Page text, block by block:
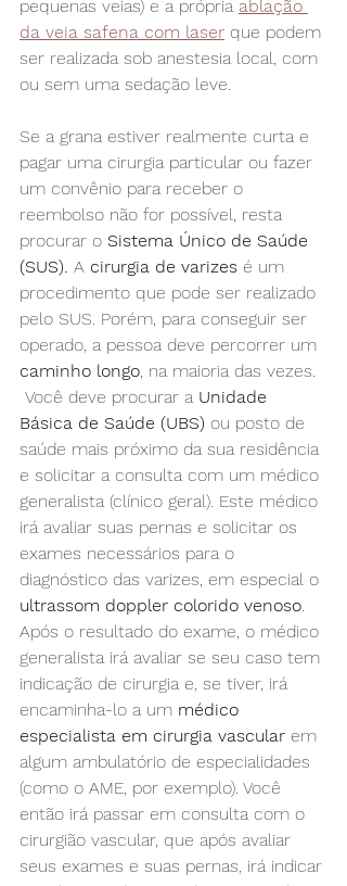
pequenas veias) e a própria ablação
da veia safena com laser que podem
ser realizada sob anestesia local, com
ou sem uma sedação leve.
Se a grana estiver realmente curta e
pagar uma cirurgia particular ou fazer
um convênio para receber o
reembolso não for possível, resta
procurar o Sistema Único de Saúde
(SUS). A cirurgia de varizes é um
procedimento que pode ser realizado
pelo SUS. Porém, para conseguir ser
operado, a pessoa deve percorrer um
caminho longo, na maioria das vezes.
Você deve procurar a Unidade
Básica de Saúde (UBS) ou posto de
saúde mais próximo da sua residência
e solicitar a consulta com um médico
generalista (clínico geral). Este médico
irá avaliar suas pernas e solicitar os
exames necessários para o
diagnóstico das varizes, em especial o
ultrassom doppler colorido venoso.
Após o resultado do exame, o médico
generalista irá avaliar se seu caso tem
indicação de cirurgia e, se tiver, irá
encaminha-lo a um médico
especialista em cirurgia vascular em
algum ambulatório de especialidades
(como o AME, por exemplo). Você
então irá passar em consulta com o
cirurgião vascular, que após avaliar
seus exames e suas pernas, irá indicar